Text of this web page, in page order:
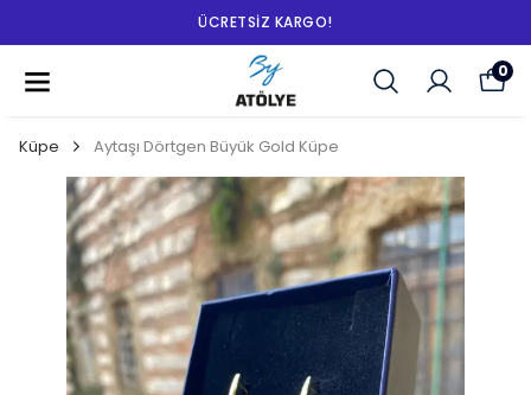
ÜCRETSIZ KARGO!
0
Küpe Aytaşı Dörtgen Büyük Gold Küpe